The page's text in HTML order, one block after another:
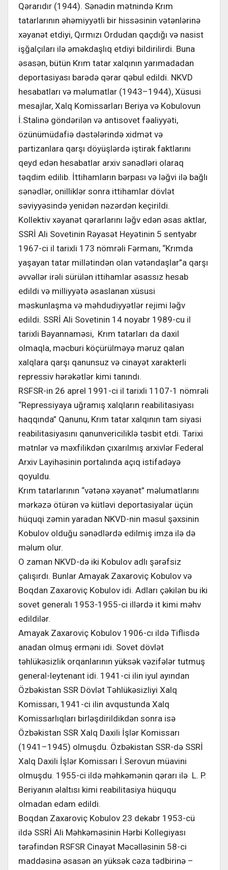
Qərarıdır (1944). Sənədin mətnində Krım
tatarlarının əhəmiyyətli bir hissəsinin vətənlərinə
xəyanət etdiyi, Qırmızı Ordudan qaçdığı və nasist
işğalçıları ilə əməkdaşlıq etdiyi bildirilirdi. Buna
əsasən, bütün Krım tatar xalqının yarımadadan
deportasiyası barədə qərar qəbul edildi. NKVD
hesabatları və məlumatlar (1943–1944), Xüsusi
mesajlar, Xalq Komissarları Beriya və Kobulovun
İ.Stalinə göndərilən və antisovet fəaliyyəti,
özünümüdafiə dəstələrində xidmət və
partizanlara qarşı döyüşlərdə iştirak faktlarını
qeyd edən hesabatlar arxiv sənədləri olaraq
təqdim edilib. İttihamların bərpası və ləğvi ilə bağlı
sənədlər, onilliklər sonra ittihamlar dövlət
səviyyəsində yenidən nəzərdən keçirildi.
Kollektiv xəyanət qərarlarını ləğv edən əsas aktlar,
SSRİ Ali Sovetinin Rəyasət Heyətinin 5 sentyabr
1967-ci il tarixli 173 nömrəli Fərmanı, “Krımda
yaşayan tatar millətindən olan vətəndaşlar”a qarşı
əvvəllər irəli sürülən ittihamlar əsassız hesab
edildi və milliyyətə əsaslanan xüsusi
məskunlaşma və məhdudiyyətlər rejimi ləğv
edildi. SSRİ Ali Sovetinin 14 noyabr 1989-cu il
tarixli Bəyannaməsi, Krım tatarları da daxil
olmaqla, məcburi köçürülməyə məruz qalan
xalqlara qarşı qanunsuz və cinayət xarakterli
repressiv hərəkətlər kimi tanındı.
RSFSR-in 26 aprel 1991-ci il tarixli 1107-1 nömrəli
“Repressiyaya uğramış xalqların reabilitasiyası
haqqında” Qanunu, Krım tatar xalqının tam siyasi
reabilitasiyasını qanunvericiliklə təsbit etdi. Tarixi
mətnlər və məxfilikdən çıxarılmış arxivlər Federal
Arxiv Layihəsinin portalında açıq istifadəyə
qoyuldu.
Krım tatarlarının “vətənə xəyanət” məlumatlarını
mərkəzə ötürən və kütləvi deportasiyalar üçün
hüquqi zəmin yaradan NKVD-nin məsul şəxsinin
Kobulov olduğu sənədlərdə edilmiş imza ilə də
məlum olur.
O zaman NKVD-də iki Kobulov adlı şərəfsiz
çalışırdı. Bunlar Amayak Zaxaroviç Kobulov və
Boqdan Zaxaroviç Kobulov idi. Adları çəkilən bu iki
sovet generalı 1953-1955-ci illərdə it kimi məhv
edildilər.
Amayak Zaxaroviç Kobulov 1906-cı ildə Tiflisdə
anadan olmuş erməni idi. Sovet dövlət
təhlükəsizlik orqanlarının yüksək vəzifələr tutmuş
general-leytenant idi. 1941-ci ilin iyul ayından
Özbəkistan SSR Dövlət Təhlükəsizliyi Xalq
Komissarı, 1941-ci ilin avqustunda Xalq
Komissarlıqları birləşdirildikdən sonra isə
Özbəkistan SSR Xalq Daxili İşlər Komissarı
(1941–1945) olmuşdu. Özbəkistan SSR-də SSRİ
Xalq Daxili İşlər Komissarı İ.Serovun müavini
olmuşdu. 1955-ci ildə məhkəmənin qərarı ilə L. P.
Beriyanın əlaltısı kimi reabilitasiya hüququ
olmadan edam edildi.
Boqdan Zaxaroviç Kobulov 23 dekabr 1953-cü
ildə SSRİ Ali Məhkəməsinin Hərbi Kollegiyası
tərəfindən RSFSR Cinayət Məcəlləsinin 58-ci
maddəsinə əsasən ən yüksək cəza tədbirinə –